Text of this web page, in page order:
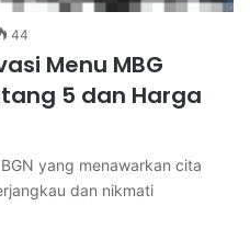
44
Menu MBG
5 dan Harga
yang menawarkan cita
dan nikmati